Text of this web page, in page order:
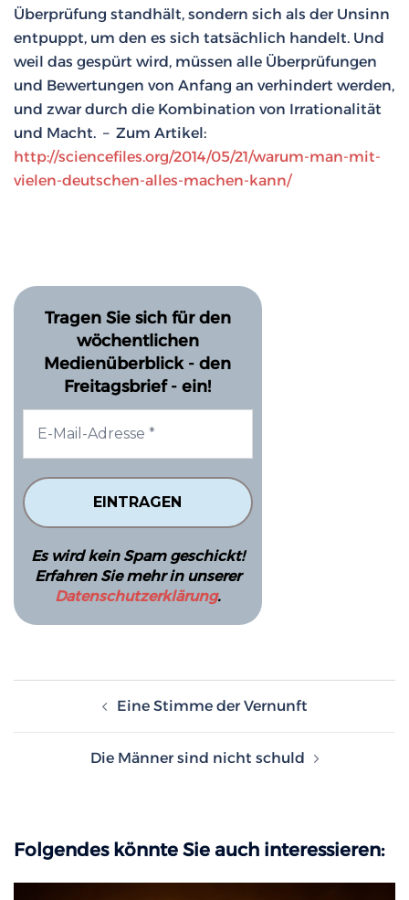
Überprüfung standhält, sondern sich als der Unsinn
entpuppt, um den es sich tatsächlich handelt. Und
weil das gespürt wird, müssen alle Überprüfungen
und Bewertungen von Anfang an verhindert werden,
und zwar durch die Kombination von Irrationalität
und Macht. – Zum Artikel:
http://sciencefiles.org/2014/05/21/warum-man-mit-
vielen-deutschen-alles-machen-kann/
Tragen Sie sich für den
wöchentlichen
Medienüberblick - den
Freitagsbrief - ein!
Es wird kein Spam geschickt!
Erfahren Sie mehr in unserer
Datenschutzerklärung.
Eine Stimme der Vernunft
Die Männer sind nicht schuld
Folgendes könnte Sie auch interessieren: